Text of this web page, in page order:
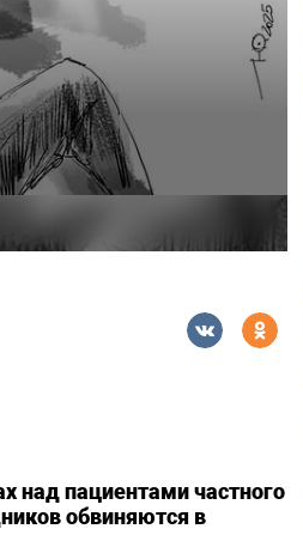
над пациентами частного
обвиняются в